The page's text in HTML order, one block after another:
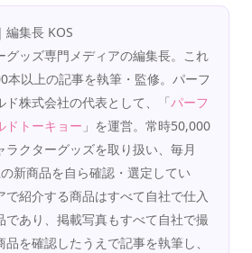
編集長 KOS
グッズ専門メディアの編集長。これ
本以上の記事を執筆・監修。パーフ
ド株式会社の代表として、「パーフ
ドトーキョー 」を運営。常時50,000
ラクターグッズを取り扱い、毎月
新商品を自ら確認・選定してい
で紹介する商品はすべて自社で仕入
であり、掲載写真もすべて自社で撮
を確認したうえで記事を執筆し、